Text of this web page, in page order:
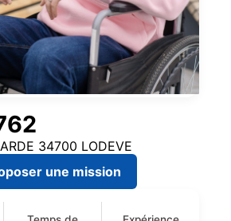
34700 LODEVE
une mission